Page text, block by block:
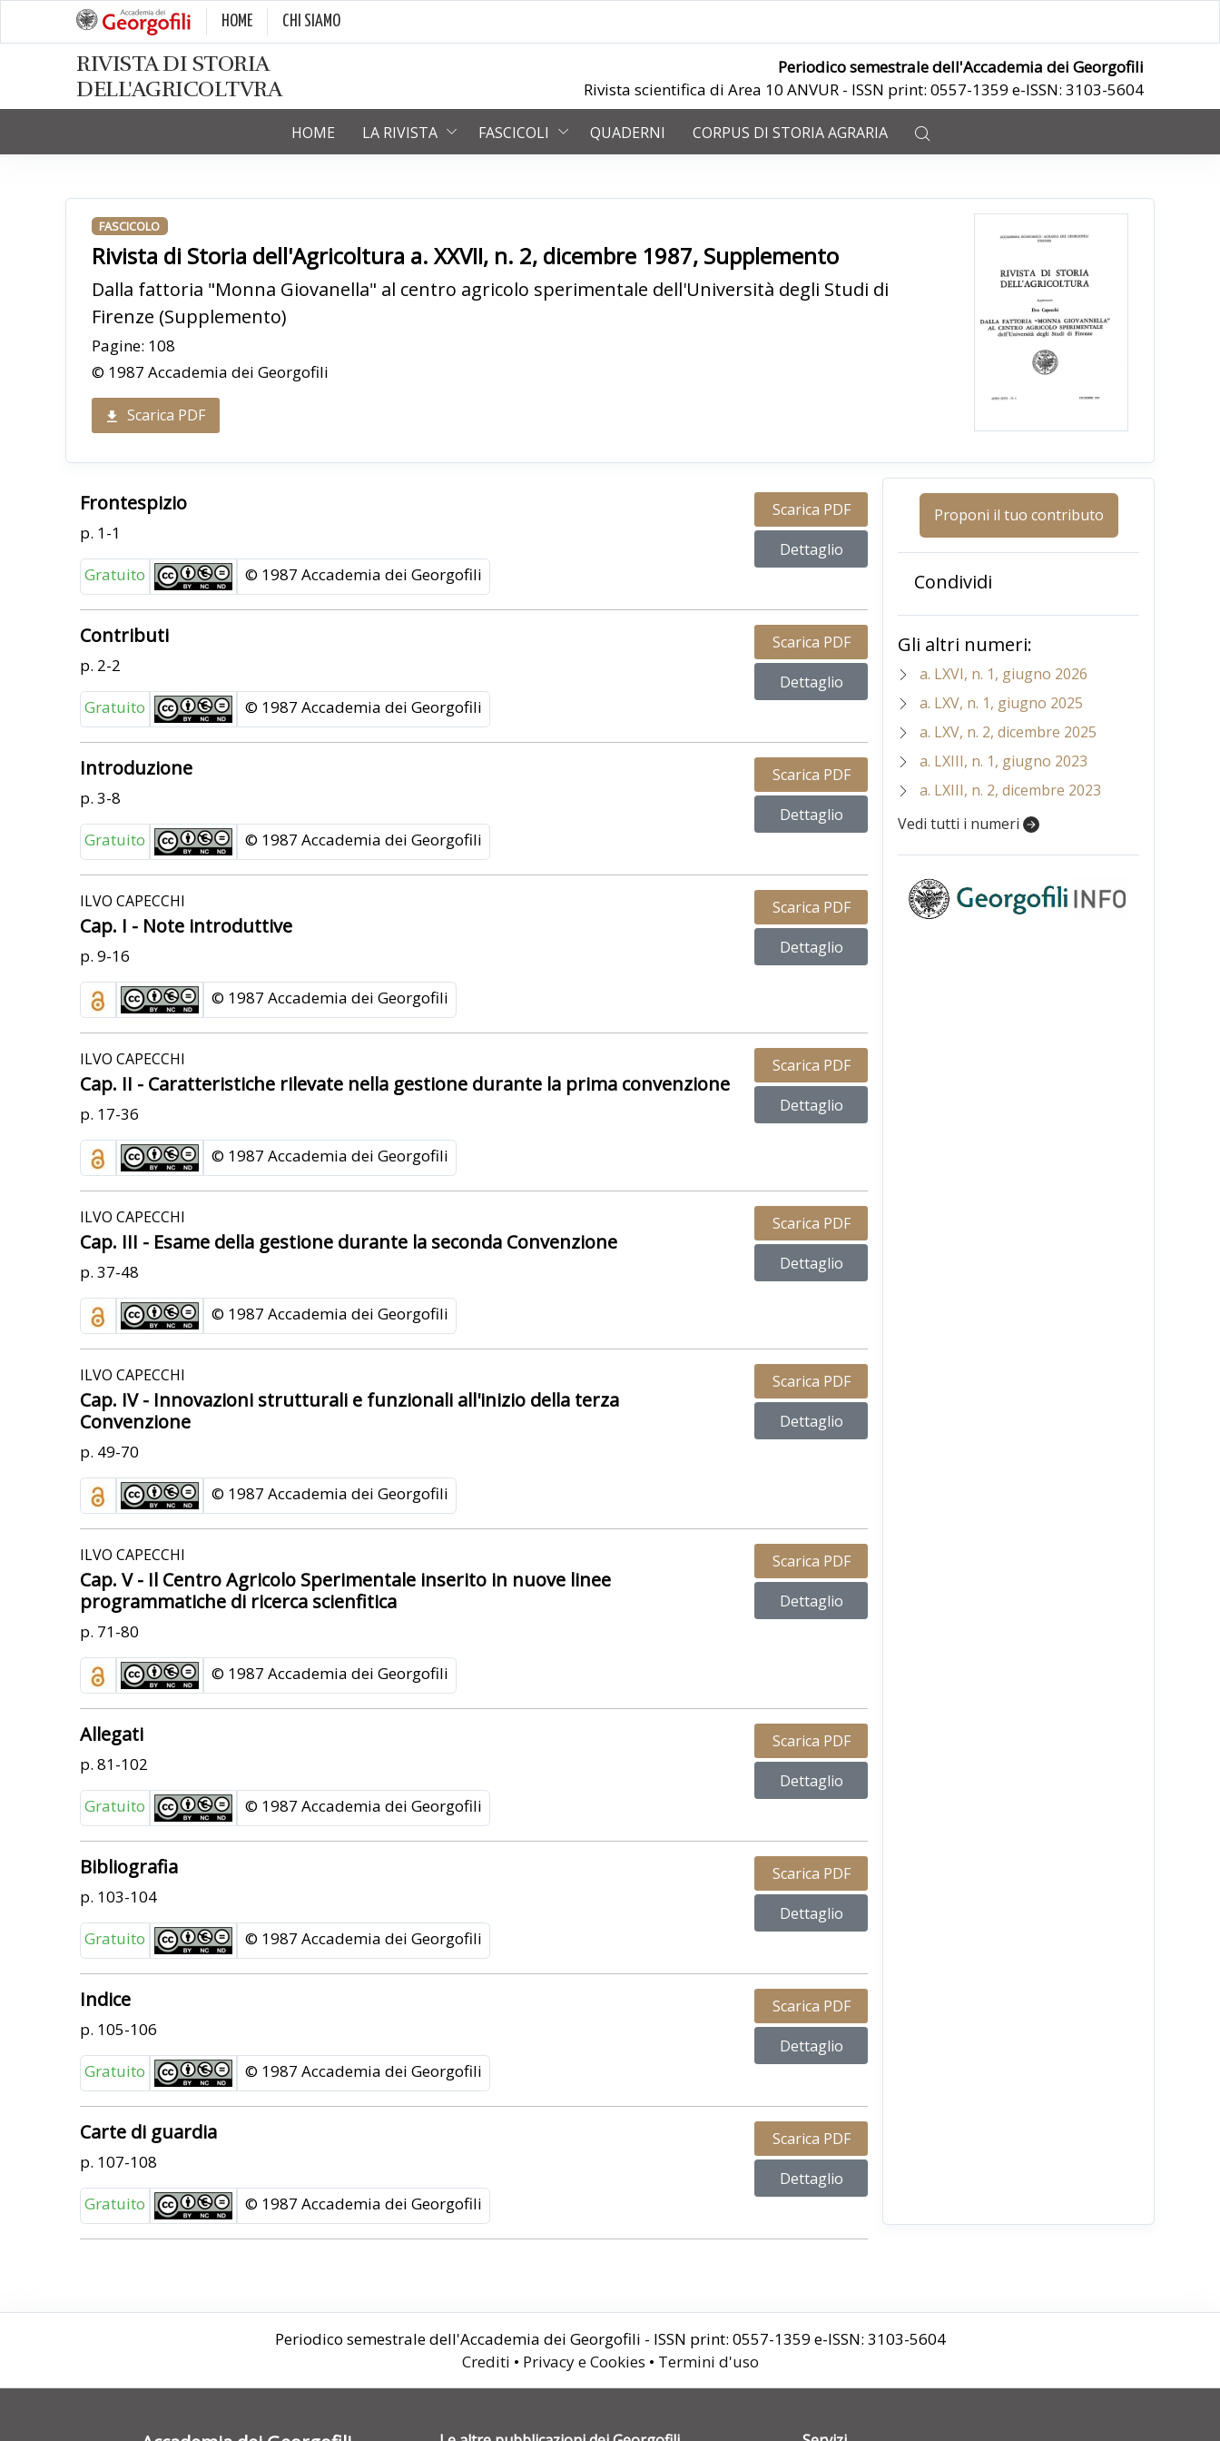
HOME CHI SIAMO
RIVISTA DI STORIA
DELL'AGRICOLTVRA
Periodico semestrale dell'Accademia dei Georgofili
Rivista scientifica di Area 10 ANVUR - ISSN print: 0557-1359 e-ISSN: 3103-5604
HOME LA RIVISTA FASCICOLI QUADERNI CORPUS DI STORIA AGRARIA
FASCICOLO
Rivista di Storia dell'Agricoltura a. XXVII, n. 2, dicembre 1987, Supplemento
Dalla fattoria "Monna Giovanella" al centro agricolo sperimentale dell'Università degli Studi di
Firenze (Supplemento)
Pagine: 108
© 1987 Accademia dei Georgofili
Scarica PDF
Frontespizio
p. 1-1
Gratuito
© 1987 Accademia dei Georgofili
Scarica PDF
Dettaglio
Contributi
p. 2-2
Gratuito
© 1987 Accademia dei Georgofili
Scarica PDF
Dettaglio
Introduzione
p. 3-8
Gratuito
© 1987 Accademia dei Georgofili
Scarica PDF
Dettaglio
ILVO CAPECCHI
Cap. I - Note introduttive
p. 9-16
© 1987 Accademia dei Georgofili
Scarica PDF
Dettaglio
ILVO CAPECCHI
Cap. II - Caratteristiche rilevate nella gestione durante la prima convenzione
p. 17-36
© 1987 Accademia dei Georgofili
Scarica PDF
Dettaglio
ILVO CAPECCHI
Cap. III - Esame della gestione durante la seconda Convenzione
p. 37-48
© 1987 Accademia dei Georgofili
Scarica PDF
Dettaglio
ILVO CAPECCHI
Cap. IV - Innovazioni strutturali e funzionali all'inizio della terza
Convenzione
p. 49-70
© 1987 Accademia dei Georgofili
Scarica PDF
Dettaglio
ILVO CAPECCHI
Cap. V - Il Centro Agricolo Sperimentale inserito in nuove linee
programmatiche di ricerca scienfitica
p. 71-80
© 1987 Accademia dei Georgofili
Scarica PDF
Dettaglio
Allegati
p. 81-102
Gratuito
© 1987 Accademia dei Georgofili
Scarica PDF
Dettaglio
Bibliografia
p. 103-104
Gratuito
© 1987 Accademia dei Georgofili
Scarica PDF
Dettaglio
Indice
p. 105-106
Gratuito
© 1987 Accademia dei Georgofili
Scarica PDF
Dettaglio
Carte di guardia
p. 107-108
Gratuito
© 1987 Accademia dei Georgofili
Scarica PDF
Dettaglio
Proponi il tuo contributo
Condividi
Gli altri numeri:
a. LXVI, n. 1, giugno 2026
a. LXV, n. 1, giugno 2025
a. LXV, n. 2, dicembre 2025
a. LXIII, n. 1, giugno 2023
a. LXIII, n. 2, dicembre 2023
Vedi tutti i numeri
Periodico semestrale dell'Accademia dei Georgofili - ISSN print: 0557-1359 e-ISSN: 3103-5604
Crediti • Privacy e Cookies • Termini d'uso